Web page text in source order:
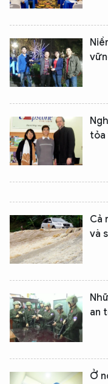
tỏa
Cả
và
an
Ở
XIN
TÔI LÀ
Hãy hỏi tôi